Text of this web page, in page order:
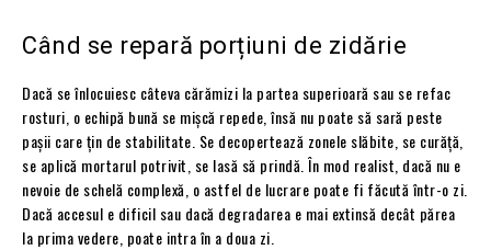
Când se repară porțiuni de zidărie
Dacă se înlocuiesc câteva cărămizi la partea superioară sau se refac
rosturi, o echipă bună se mișcă repede, însă nu poate să sară peste
pașii care țin de stabilitate. Se decopertează zonele slăbite, se curăță,
se aplică mortarul potrivit, se lasă să prindă. În mod realist, dacă nu e
nevoie de schelă complexă, o astfel de lucrare poate fi făcută într-o zi.
Dacă accesul e dificil sau dacă degradarea e mai extinsă decât părea
la prima vedere, poate intra în a doua zi.